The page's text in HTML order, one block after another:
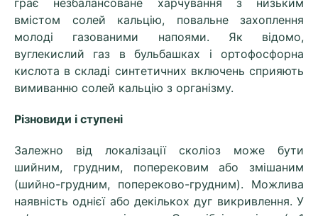
грає незбалансоване харчування з низьким
вмістом солей кальцію, повальне захоплення
молоді газованими напоями. Як відомо,
вуглекислий газ в бульбашках і ортофосфорна
кислота в складі синтетичних включень сприяють
вимиванню солей кальцію з організму.
Різновиди і ступені
Залежно від локалізації сколіоз може бути
шийним, грудним, поперековим або змішаним
(шийно-грудним, попереково-грудним). Можлива
наявність однієї або декількох дуг викривлення. У